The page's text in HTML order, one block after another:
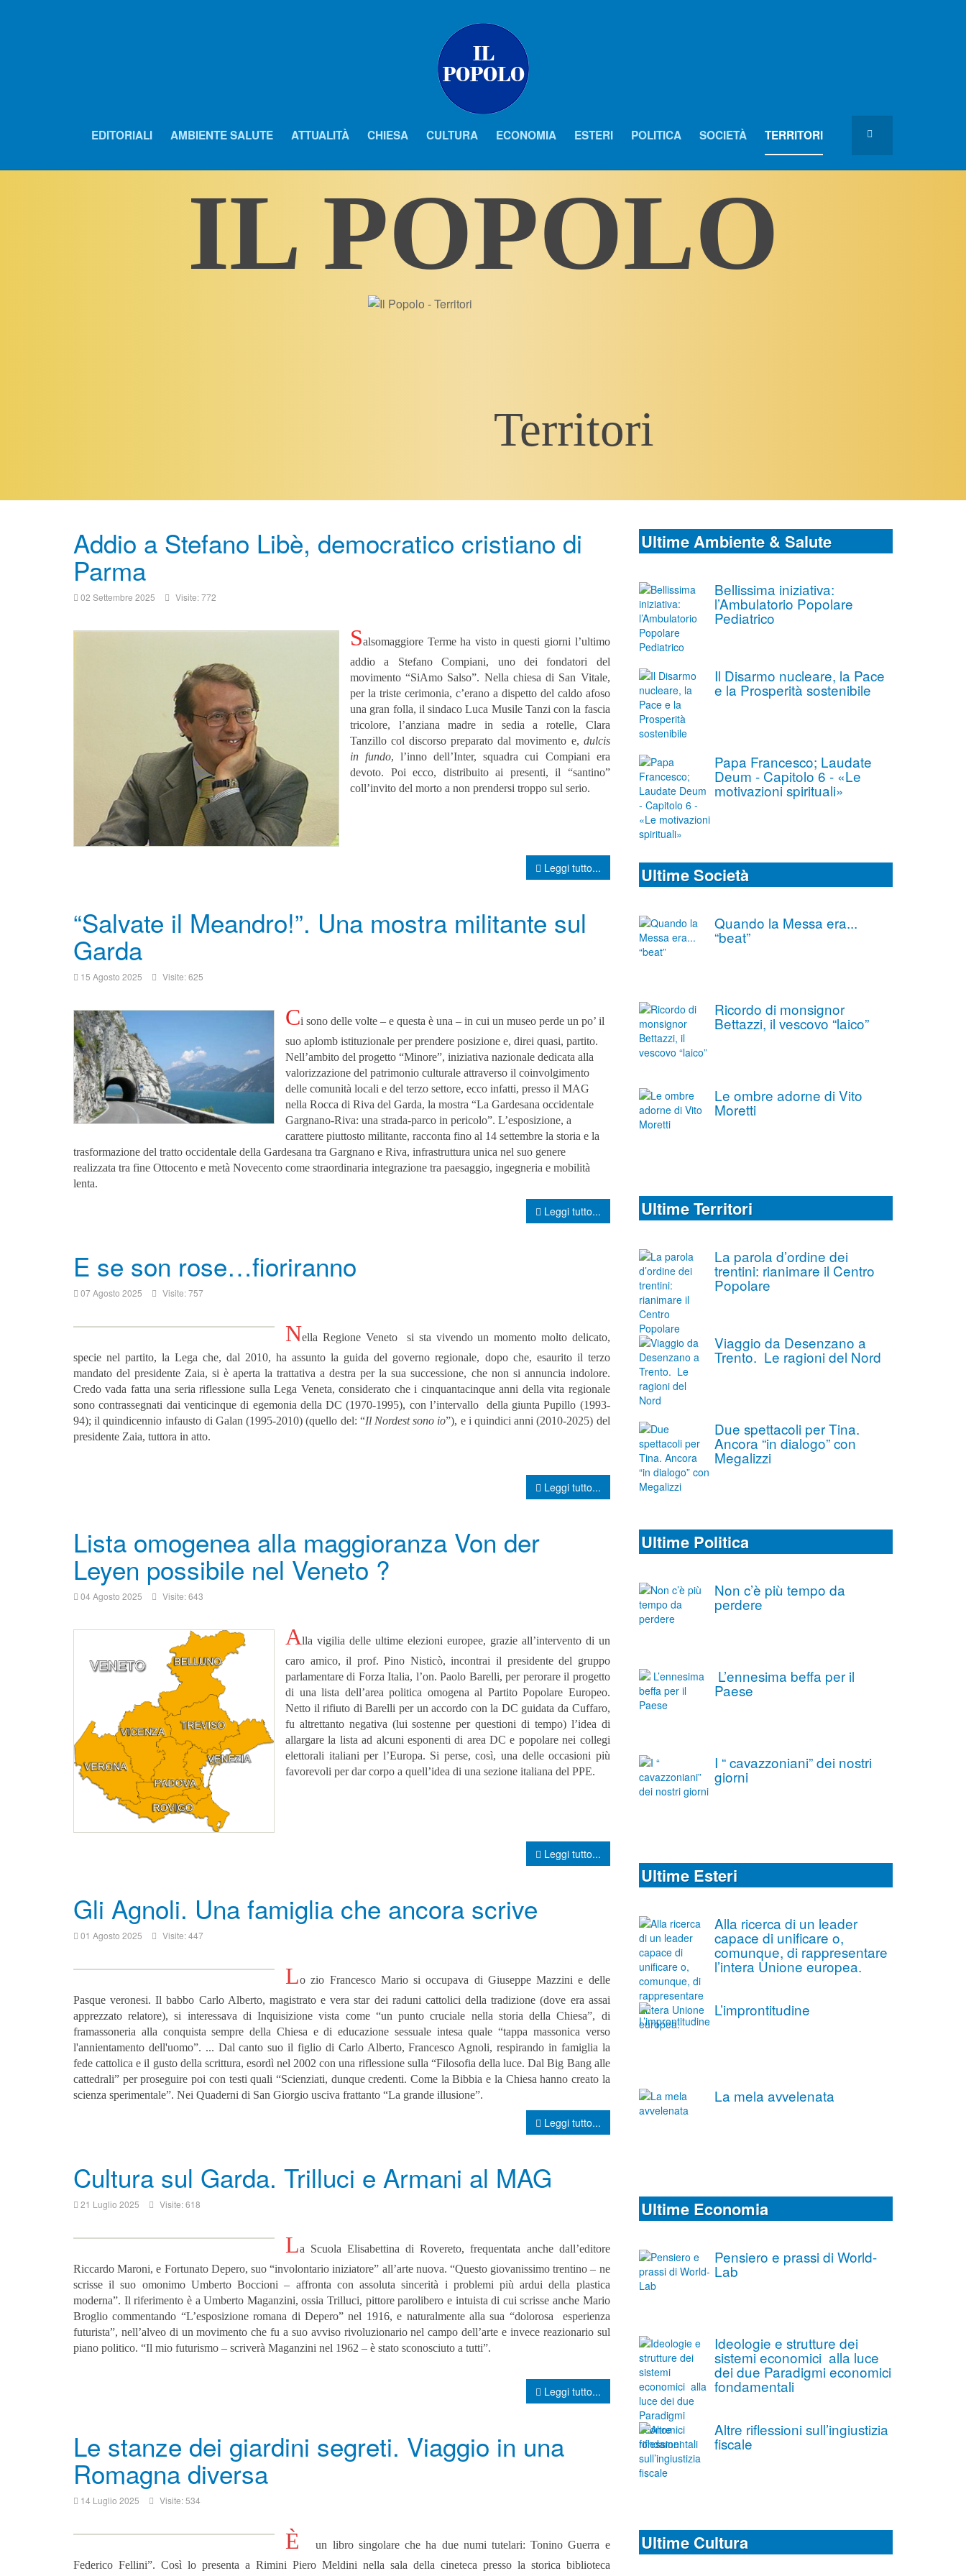
EDITORIALI AMBIENTE SALUTE ATTUALITÀ CHIESA CULTURA ECONOMIA ESTERI POLITICA SOCIETÀ TERRITORI
IL POPOLO
Territori
Addio a Stefano Libè, democratico cristiano di
Parma
02 Settembre 2025 Visite: 772
Salsomaggiore Terme ha visto in questi giorni l’ultimo
addio a Stefano Compiani, uno dei fondatori del
movimento “SiAmo Salso”. Nella chiesa di San Vitale,
per la triste cerimonia, c’erano a dispetto del caldo afoso
una gran folla, il sindaco Luca Musile Tanzi con la fascia
tricolore, l’anziana madre in sedia a rotelle, Clara
Tanzillo col discorso preparato dal movimento e, dulcis
in fundo, l’inno dell’Inter, squadra cui Compiani era
devoto. Poi ecco, distribuito ai presenti, il “santino”
coll’invito del morto a non prendersi troppo sul serio.
Leggi tutto...
“Salvate il Meandro!”. Una mostra militante sul
Garda
15 Agosto 2025 Visite: 625
Ci sono delle volte – e questa è una – in cui un museo perde un po’ il
suo aplomb istituzionale per prendere posizione e, direi quasi, partito.
Nell’ambito del progetto “Minore”, iniziativa nazionale dedicata alla
valorizzazione del patrimonio culturale attraverso il coinvolgimento
delle comunità locali e del terzo settore, ecco infatti, presso il MAG
nella Rocca di Riva del Garda, la mostra “La Gardesana occidentale
Gargnano-Riva: una strada-parco in pericolo”. L’esposizione, a
carattere piuttosto militante, racconta fino al 14 settembre la storia e la
trasformazione del tratto occidentale della Gardesana tra Gargnano e Riva, infrastruttura unica nel suo genere
realizzata tra fine Ottocento e metà Novecento come straordinaria integrazione tra paesaggio, ingegneria e mobilità
lenta.
Leggi tutto...
E se son rose…fioriranno
07 Agosto 2025 Visite: 757
Nella Regione Veneto si sta vivendo un momento molto delicato,
specie nel partito, la Lega che, dal 2010, ha assunto la guida del governo regionale, dopo che, esaurito il terzo
mandato del presidente Zaia, si è aperta la trattativa a destra per la sua successione, che non si annuncia indolore.
Credo vada fatta una seria riflessione sulla Lega Veneta, considerato che i cinquantacinque anni della vita regionale
sono contrassegnati dai venticinque di egemonia della DC (1970-1995), con l’intervallo della giunta Pupillo (1993-
94); il quindicennio infausto di Galan (1995-2010) (quello del: “Il Nordest sono io”), e i quindici anni (2010-2025) del
presidente Zaia, tuttora in atto.
Leggi tutto...
Lista omogenea alla maggioranza Von der
Leyen possibile nel Veneto ?
04 Agosto 2025 Visite: 643
Alla vigilia delle ultime elezioni europee, grazie all’intervento di un
caro amico, il prof. Pino Nisticò, incontrai il presidente del gruppo
parlamentare di Forza Italia, l’on. Paolo Barelli, per perorare il progetto
di una lista dell’area politica omogena al Partito Popolare Europeo.
Netto il rifiuto di Barelli per un accordo con la DC guidata da Cuffaro,
fu altrettanto negativa (lui sostenne per questioni di tempo) l’idea di
allargare la lista ad alcuni esponenti di area DC e popolare nei collegi
elettorali italiani per l’Europa. Si perse, così, una delle occasioni più
favorevoli per dar corpo a quell’idea di una sezione italiana del PPE.
Leggi tutto...
Gli Agnoli. Una famiglia che ancora scrive
01 Agosto 2025 Visite: 447
Lo zio Francesco Mario si occupava di Giuseppe Mazzini e delle
Pasque veronesi. Il babbo Carlo Alberto, magistrato e vera star dei raduni cattolici della tradizione (dove era assai
apprezzato relatore), si interessava di Inquisizione vista come “un punto cruciale nella storia della Chiesa”, di
framassoneria alla conquista sempre della Chiesa e di educazione sessuale intesa quale “tappa massonica verso
l'annientamento dell'uomo”. ... Dal canto suo il figlio di Carlo Alberto, Francesco Agnoli, respirando in famiglia la
fede cattolica e il gusto della scrittura, esordì nel 2002 con una riflessione sulla “Filosofia della luce. Dal Big Bang alle
cattedrali” per proseguire poi con testi quali “Scienziati, dunque credenti. Come la Bibbia e la Chiesa hanno creato la
scienza sperimentale”. Nei Quaderni di San Giorgio usciva frattanto “La grande illusione”.
Leggi tutto...
Cultura sul Garda. Trilluci e Armani al MAG
21 Luglio 2025 Visite: 618
La Scuola Elisabettina di Rovereto, frequentata anche dall’editore
Riccardo Maroni, e Fortunato Depero, suo “involontario iniziatore” all’arte nuova. “Questo giovanissimo trentino – ne
scrisse il suo omonimo Umberto Boccioni – affronta con assoluta sincerità i problemi più ardui della plastica
moderna”. Il riferimento è a Umberto Maganzini, ossia Trilluci, pittore parolibero e intuista di cui scrisse anche Mario
Broglio commentando “L’esposizione romana di Depero” nel 1916, e naturalmente alla sua “dolorosa esperienza
futurista”, nell’alveo di un movimento che fu a suo avviso rivoluzionario nel campo dell’arte e invece reazionario sul
piano politico. “Il mio futurismo – scriverà Maganzini nel 1962 – è stato sconosciuto a tutti”.
Leggi tutto...
Le stanze dei giardini segreti. Viaggio in una
Romagna diversa
14 Luglio 2025 Visite: 534
Èun libro singolare che ha due numi tutelari: Tonino Guerra e
Federico Fellini”. Così lo presenta a Rimini Piero Meldini nella sala della cineteca presso la storica biblioteca
Ultime Ambiente & Salute
Bellissima iniziativa:
l’Ambulatorio Popolare
Pediatrico
Il Disarmo nucleare, la Pace
e la Prosperità sostenibile
Papa Francesco; Laudate
Deum - Capitolo 6 - «Le
motivazioni spirituali»
Ultime Società
Quando la Messa era...
“beat”
Ricordo di monsignor
Bettazzi, il vescovo “laico”
Le ombre adorne di Vito
Moretti
Ultime Territori
La parola d’ordine dei
trentini: rianimare il Centro
Popolare
Viaggio da Desenzano a
Trento. Le ragioni del Nord
Due spettacoli per Tina.
Ancora “in dialogo” con
Megalizzi
Ultime Politica
Non c’è più tempo da
perdere
L’ennesima beffa per il
Paese
I “ cavazzoniani” dei nostri
giorni
Ultime Esteri
Alla ricerca di un leader
capace di unificare o,
comunque, di rappresentare
l’intera Unione europea.
L’improntitudine
La mela avvelenata
Ultime Economia
Pensiero e prassi di World-
Lab
Ideologie e strutture dei
sistemi economici alla luce
dei due Paradigmi economici
fondamentali
Altre riflessioni sull’ingiustizia
fiscale
Ultime Cultura